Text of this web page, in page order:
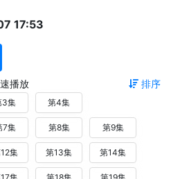
17:53
播放 排序
3集 第4集
7集 第8集 第9集
集 第13集 第14集